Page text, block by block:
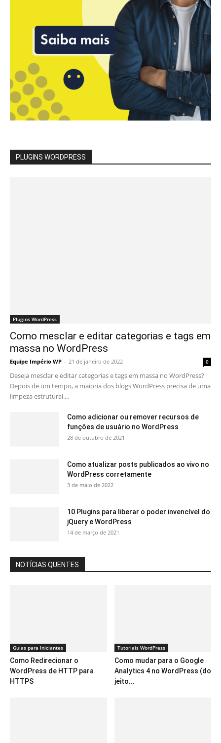
PLUGINS WORDPRESS
Plugins WordPress
Como mesclar e editar categorias e tags em
massa no WordPress
Equipe Império WP - 21 de janeiro de 2022 0
Deseja mesclar e editar categorias e tags em massa no WordPress?
Depois de um tempo, a maioria dos blogs WordPress precisa de uma
limpeza estrutural....
Como adicionar ou remover recursos de
funções de usuário no WordPress
28 de outubro de 2021
Como atualizar posts publicados ao vivo no
WordPress corretamente
3 de maio de 2022
10 Plugins para liberar o poder invencível do
jQuery e WordPress
14 de março de 2021
NOTÍCIAS QUENTES
Guias para Iniciantes
Como Redirecionar o
WordPress de HTTP para
HTTPS
Tutoriais WordPress
Como mudar para o Google
Analytics 4 no WordPress (do
jeito...